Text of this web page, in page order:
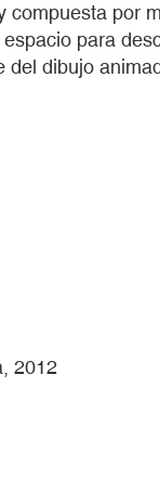
compuesta por
para
dibujo
2012